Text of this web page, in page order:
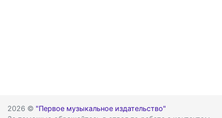
2026 © "Первое музыкальное издательство"